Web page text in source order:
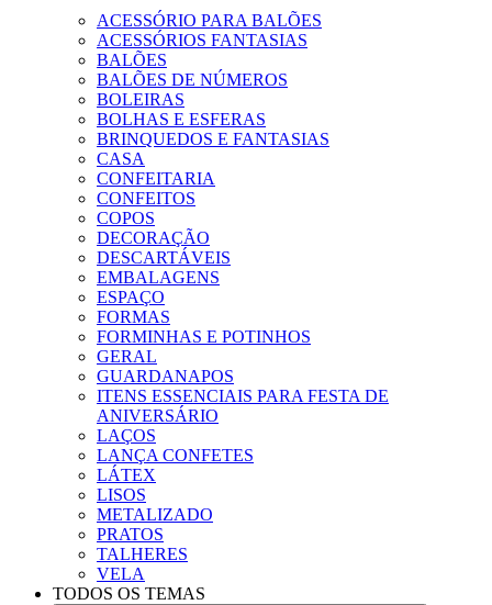
ACESSÓRIO PARA BALÕES
ACESSÓRIOS FANTASIAS
BALÕES
BALÕES DE NÚMEROS
BOLEIRAS
BOLHAS E ESFERAS
BRINQUEDOS E FANTASIAS
CASA
CONFEITARIA
CONFEITOS
COPOS
DECORAÇÃO
DESCARTÁVEIS
EMBALAGENS
ESPAÇO
FORMAS
FORMINHAS E POTINHOS
GERAL
GUARDANAPOS
ITENS ESSENCIAIS PARA FESTA DE
ANIVERSÁRIO
LAÇOS
LANÇA CONFETES
LÁTEX
LISOS
METALIZADO
PRATOS
TALHERES
VELA
TODOS OS TEMAS